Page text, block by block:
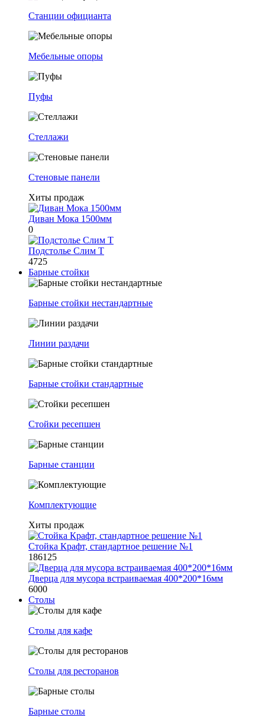
Станции официанта
Мебельные опоры
Пуфы
Стеллажи
Стеновые панели
Хиты продаж
Диван Мока 1500мм
0
Подстолье Слим Т
4725
Барные стойки
Барные стойки нестандартные
Линии раздачи
Барные стойки стандартные
Стойки ресепшен
Барные станции
Комплектующие
Хиты продаж
Стойка Крафт, стандартное решение №1
186125
Дверца для мусора встраиваемая 400*200*16мм
6000
Столы
Столы для кафе
Столы для ресторанов
Барные столы